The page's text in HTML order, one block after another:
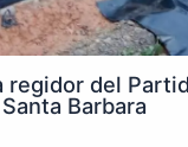
regidor del
Barbara